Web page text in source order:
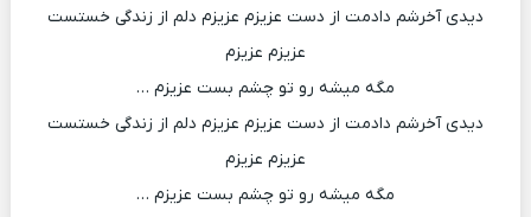
دیدی آخرشم دادمت از دست عزیزم عزیزم دلم از زندگی خستست
عزیزم عزیزم
مگه میشه رو تو چشم بست عزیزم …
دیدی آخرشم دادمت از دست عزیزم عزیزم دلم از زندگی خستست
عزیزم عزیزم
مگه میشه رو تو چشم بست عزیزم …